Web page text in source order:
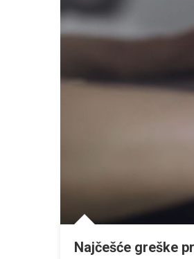
Najčešće greške